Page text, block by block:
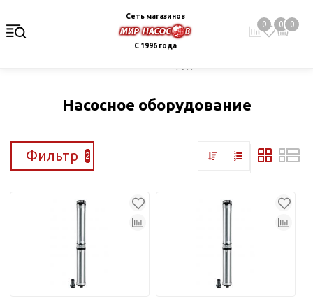
Сеть магазинов
С 1996 года
0 0 0
Насосное оборудование
Фильтр 2